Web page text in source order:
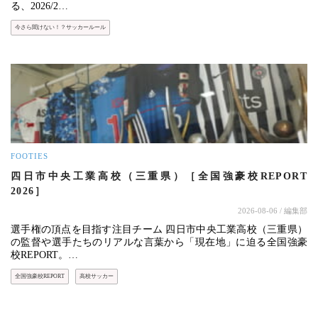
る、2026/2…
今さら聞けない！？サッカールール
FOOTIES
四日市中央工業高校（三重県）［全国強豪校REPORT
2026］
2026-08-06 / 編集部
選手権の頂点を目指す注目チーム 四日市中央工業高校（三重県）
の監督や選手たちのリアルな言葉から「現在地」に迫る全国強豪
校REPORT。…
全国強豪校REPORT 高校サッカー